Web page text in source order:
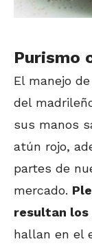
Purismo
El manejo
del
sus manos
atún rojo,
partes de
mercado.
resultan los
hallan en el